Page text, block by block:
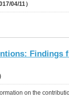
04/11）
Findings
on the